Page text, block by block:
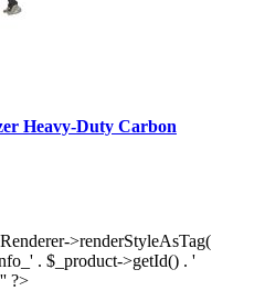
Heavy-Duty Carbon
>renderStyleAsTag(
. $_product->getId() . '
?>